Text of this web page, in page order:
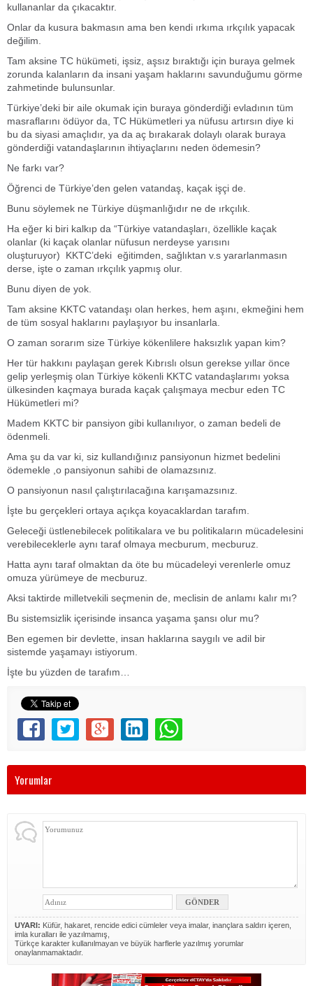
kullananlar da çıkacaktır.
Onlar da kusura bakmasın ama ben kendi ırkıma ırkçılık yapacak
değilim.
Tam aksine TC hükümeti, işsiz, aşsız bıraktığı için buraya gelmek
zorunda kalanların da insani yaşam haklarını savunduğumu görme
zahmetinde bulunsunlar.
Türkiye’deki bir aile okumak için buraya gönderdiği evladının tüm
masraflarını ödüyor da, TC Hükümetleri ya nüfusu artırsın diye ki
bu da siyasi amaçlıdır, ya da aç bırakarak dolaylı olarak buraya
gönderdiği vatandaşlarının ihtiyaçlarını neden ödemesin?
Ne farkı var?
Öğrenci de Türkiye’den gelen vatandaş, kaçak işçi de.
Bunu söylemek ne Türkiye düşmanlığıdır ne de ırkçılık.
Ha eğer ki biri kalkıp da “Türkiye vatandaşları, özellikle kaçak
olanlar (ki kaçak olanlar nüfusun nerdeyse yarısını
oluşturuyor) KKTC’deki eğitimden, sağlıktan v.s yararlanmasın
derse, işte o zaman ırkçılık yapmış olur.
Bunu diyen de yok.
Tam aksine KKTC vatandaşı olan herkes, hem aşını, ekmeğini hem
de tüm sosyal haklarını paylaşıyor bu insanlarla.
O zaman sorarım size Türkiye kökenlilere haksızlık yapan kim?
Her tür hakkını paylaşan gerek Kıbrıslı olsun gerekse yıllar önce
gelip yerleşmiş olan Türkiye kökenli KKTC vatandaşlarımı yoksa
ülkesinden kaçmaya burada kaçak çalışmaya mecbur eden TC
Hükümetleri mi?
Madem KKTC bir pansiyon gibi kullanılıyor, o zaman bedeli de
ödenmeli.
Ama şu da var ki, siz kullandığınız pansiyonun hizmet bedelini
ödemekle ,o pansiyonun sahibi de olamazsınız.
O pansiyonun nasıl çalıştırılacağına karışamazsınız.
İşte bu gerçekleri ortaya açıkça koyacaklardan tarafım.
Geleceği üstlenebilecek politikalara ve bu politikaların mücadelesini
verebileceklerle aynı taraf olmaya mecburum, mecburuz.
Hatta aynı taraf olmaktan da öte bu mücadeleyi verenlerle omuz
omuza yürümeye de mecburuz.
Aksi taktirde milletvekili seçmenin de, meclisin de anlamı kalır mı?
Bu sistemsizlik içerisinde insanca yaşama şansı olur mu?
Ben egemen bir devlette, insan haklarına saygılı ve adil bir
sistemde yaşamayı istiyorum.
İşte bu yüzden de tarafım…
Yorumlar
UYARI: Küfür, hakaret, rencide edici cümleler veya imalar, inançlara saldırı içeren,
imla kuralları ile yazılmamış,
Türkçe karakter kullanılmayan ve büyük harflerle yazılmış yorumlar
onaylanmamaktadır.